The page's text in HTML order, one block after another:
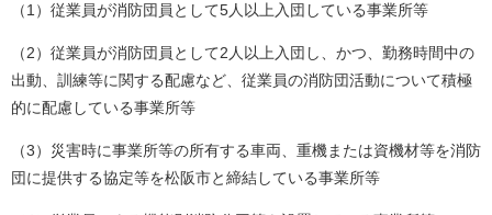
（1）従業員が消防団員として5人以上入団している事業所等
（2）従業員が消防団員として2人以上入団し、かつ、勤務時間中の
出動、訓練等に関する配慮など、従業員の消防団活動について積極
的に配慮している事業所等
（3）災害時に事業所等の所有する車両、重機または資機材等を消防
団に提供する協定等を松阪市と締結している事業所等